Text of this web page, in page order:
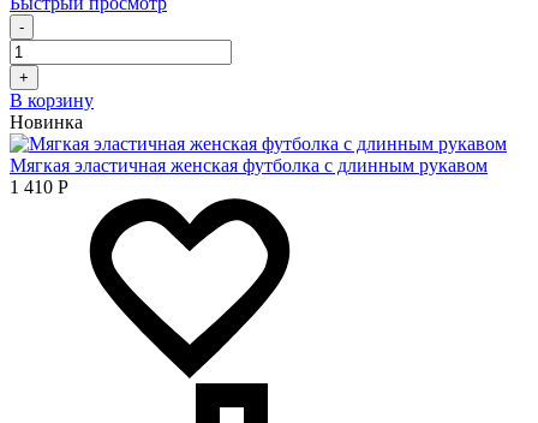
-
+
В корзину
Новинка
Мягкая эластичная женская футболка с длинным рукавом
1 410 Р